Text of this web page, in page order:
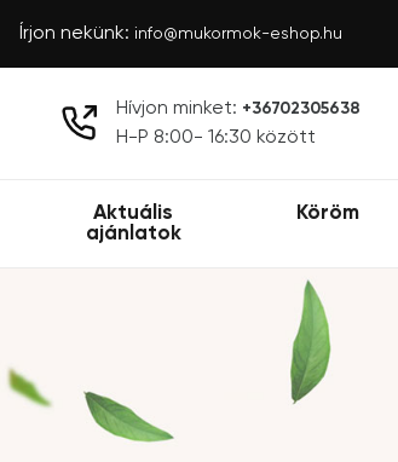
Írjon nekünk: info@mukormok-eshop.hu
Hívjon minket: +36702305638
H-P 8:00- 16:30 között
Aktuális
ajánlatok
Köröm